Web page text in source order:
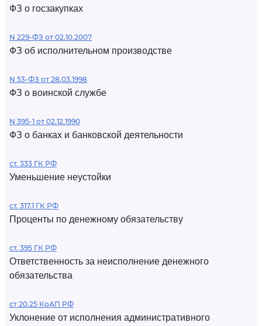
ФЗ о госзакупках
N 229-ФЗ от 02.10.2007
ФЗ об исполнительном производстве
N 53-ФЗ от 28.03.1998
ФЗ о воинской службе
N 395-1 от 02.12.1990
ФЗ о банках и банковской деятельности
ст. 333 ГК РФ
Уменьшение неустойки
ст. 317.1 ГК РФ
Проценты по денежному обязательству
ст. 395 ГК РФ
Ответственность за неисполнение денежного
обязательства
ст 20.25 КоАП РФ
Уклонение от исполнения административного